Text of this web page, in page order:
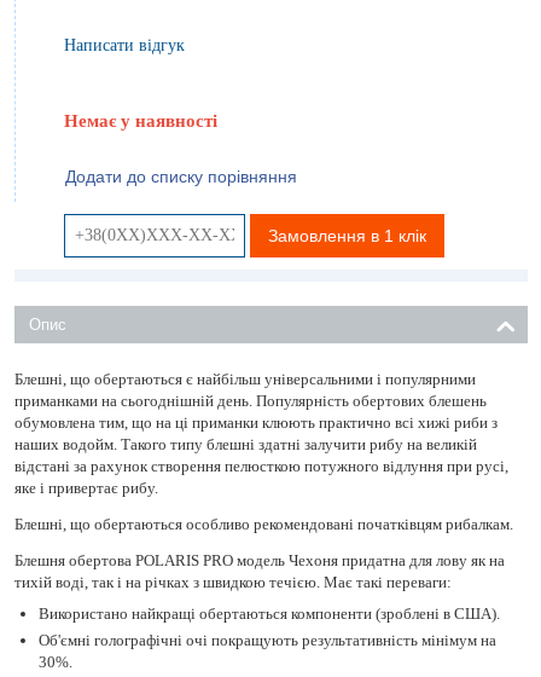
Написати відгук
Немає у наявності
Додати до списку порівняння
Замовлення в 1 клік
Опис
Блешні, що обертаються є найбільш універсальними і популярними
приманками на сьогоднішній день. Популярність обертових блешень
обумовлена ​​тим, що на ці приманки клюють практично всі хижі риби з
наших водойм. Такого типу блешні здатні залучити рибу на великій
відстані за рахунок створення пелюсткою потужного відлуння при русі,
яке і привертає рибу.
Блешні, що обертаються особливо рекомендовані початківцям рибалкам.
Блешня обертова POLARIS PRO модель Чехоня придатна для лову як на
тихій воді, так і на річках з швидкою течією. Має такі переваги: ​​
Використано найкращі обертаються компоненти (зроблені в США).
Об'ємні голографічні очі покращують результативність мінімум на
30%.